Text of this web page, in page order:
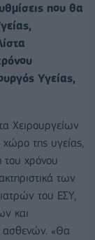
που θα
Υγείας,
Χειρουργείων
της υγείας,
του χρόνου
των
του ΕΣΥ,
και
ασθενών. «Θα